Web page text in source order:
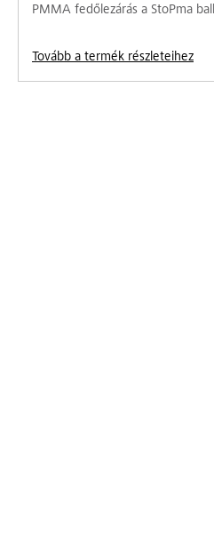
PMMA fedőlezárás a StoPma
Tovább a termék részleteihez